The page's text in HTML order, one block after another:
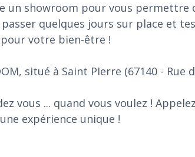
un showroom pour vous
passer quelques jours sur place et
votre bien-être !
situé à Saint PIerre (67140 - Rue
vous ... quand vous voulez !
expérience unique !